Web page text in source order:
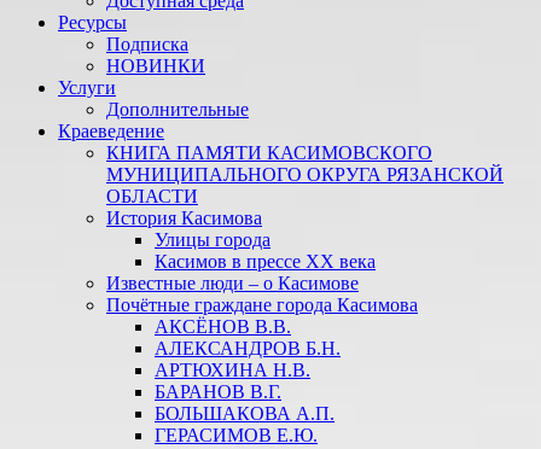
Ресурсы
Подписка
НОВИНКИ
Услуги
Дополнительные
Краеведение
КНИГА ПАМЯТИ КАСИМОВСКОГО
МУНИЦИПАЛЬНОГО ОКРУГА РЯЗАНСКОЙ
ОБЛАСТИ
История Касимова
Улицы города
Касимов в прессе XX века
Известные люди – о Касимове
Почётные граждане города Касимова
АКСЁНОВ В.В.
АЛЕКСАНДРОВ Б.Н.
АРТЮХИНА Н.В.
БАРАНОВ В.Г.
БОЛЬШАКОВА А.П.
ГЕРАСИМОВ Е.Ю.